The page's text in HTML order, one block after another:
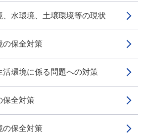
水環境、土壌環境等の現状
保全対策
環境に係る問題への対策
全対策
保全対策